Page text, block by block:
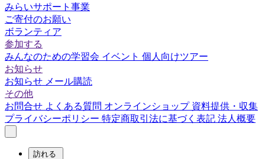
みらいサポート事業
ご寄付のお願い
ボランティア
参加する
みんなのための学習会 イベント 個人向けツアー
お知らせ
お知らせ メール購読
その他
お問合せ よくある質問 オンラインショップ 資料提供・収集
プライバシーポリシー 特定商取引法に基づく表記 法人概要
訪れる